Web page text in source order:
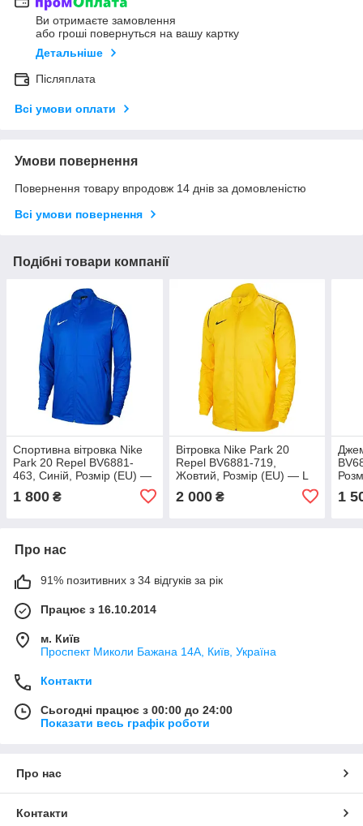
Ви отримаєте замовлення
або гроші повернуться на вашу картку
Детальніше
Післяплата
Всі умови оплати
Умови повернення
Повернення товару впродовж 14 днів за домовленістю
Всі умови повернення
Подібні товари компанії
Спортивна вітровка Nike
Park 20 Repel BV6881-
463, Синій, Розмір (EU) —
1 800 ₴
Вітровка Nike Park 20
Repel BV6881-719,
Жовтий, Розмір (EU) — L
2 000₴ 1
Про нас
91% позитивних з 34 відгуків за рік
Працює з 16.10.2014
м. Київ
Проспект Миколи Бажана 14А, Київ, Україна
Контакти
Сьогодні працює з 00:00 до 24:00
Показати весь графік роботи
Про нас
Контакти